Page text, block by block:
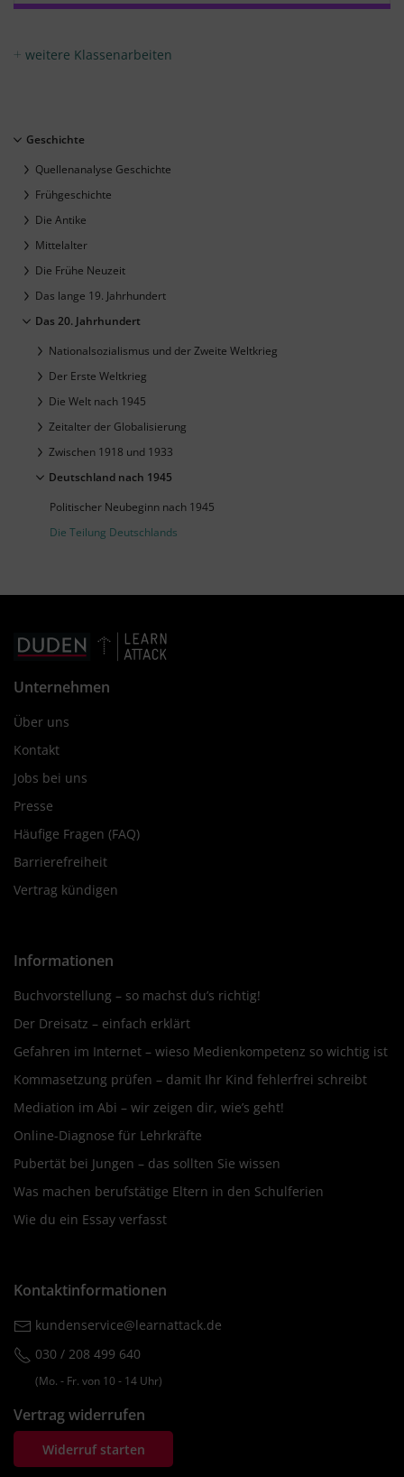
weitere Klassenarbeiten
Geschichte
Quellenanalyse Geschichte
Frühgeschichte
Die Antike
Mittelalter
Die Frühe Neuzeit
Das lange 19. Jahrhundert
Das 20. Jahrhundert
Nationalsozialismus und der Zweite Weltkrieg
Der Erste Weltkrieg
Die Welt nach 1945
Zeitalter der Globalisierung
Zwischen 1918 und 1933
Deutschland nach 1945
Politischer Neubeginn nach 1945
Die Teilung Deutschlands
Unternehmen
Über uns
Kontakt
Jobs bei uns
Presse
Häufige Fragen (FAQ)
Barrierefreiheit
Vertrag kündigen
Informationen
Buchvorstellung – so machst du’s richtig!
Der Dreisatz – einfach erklärt
Gefahren im Internet – wieso Medienkompetenz so wichtig ist
Kommasetzung prüfen – damit Ihr Kind fehlerfrei schreibt
Mediation im Abi – wir zeigen dir, wie’s geht!
Online-Diagnose für Lehrkräfte
Pubertät bei Jungen – das sollten Sie wissen
Was machen berufstätige Eltern in den Schulferien
Wie du ein Essay verfasst
Kontaktinformationen
kundenservice@learnattack.de
030 / 208 499 640
(Mo. ‐ Fr. von 10 ‐ 14 Uhr)
Vertrag widerrufen
Widerruf starten